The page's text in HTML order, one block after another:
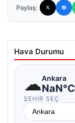
Paylaş:
Hava Durumu
☁Ankara
NaN°C
ŞEHIR SEÇ